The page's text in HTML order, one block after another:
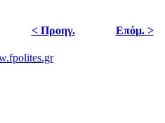
< Προηγ.
Επόμ. >